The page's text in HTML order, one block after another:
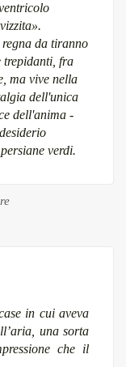
da tiranno
trepidanti, fra
ma vive nella
dell'unica
dell'anima -
verdi.
in cui aveva
una sorta
che il